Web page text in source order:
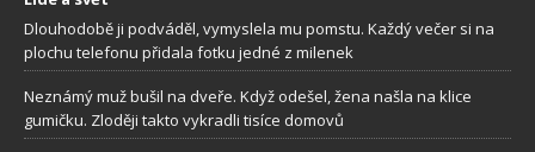
Dlouhodobě ji podváděl, vymyslela mu pomstu. Každý večer si na
plochu telefonu přidala fotku jedné z milenek
Neznámý muž bušil na dveře. Když odešel, žena našla na klice
gumičku. Zloději takto vykradli tisíce domovů